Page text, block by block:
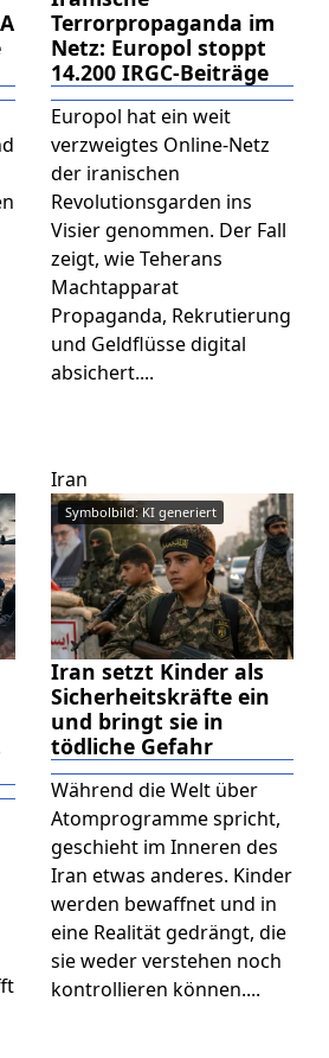
Terrorpropaganda im
Netz: Europol stoppt
14.200 IRGC-Beiträge
Europol hat ein weit
verzweigtes Online-Netz
der iranischen
Revolutionsgarden ins
Visier genommen. Der Fall
zeigt, wie Teherans
Machtapparat
Propaganda, Rekrutierung
und Geldflüsse digital
absichert....
Iran
Symbolbild: KI generiert
Iran setzt Kinder als
Sicherheitskräfte ein
und bringt sie in
tödliche Gefahr
Während die Welt über
Atomprogramme spricht,
geschieht im Inneren des
Iran etwas anderes. Kinder
werden bewaffnet und in
eine Realität gedrängt, die
sie weder verstehen noch
kontrollieren können....